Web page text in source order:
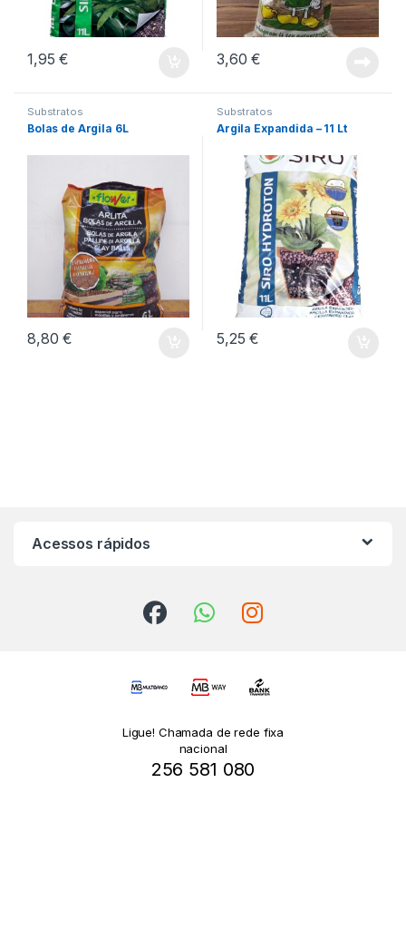
1,95€ 3,60€
Substratos
Bolas de Argila 6L
8,80€
Substratos
Argila Expandida – 11 Lt
5,25€
Acessos rápidos
Ligue! Chamada de rede fixa
nacional
256 581 080